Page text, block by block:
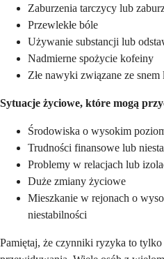
Zaburzenia tarczycy lub
Przewlekłe bóle
Używanie substancji lub
Nadmierne spożycie kofeiny
Złe nawyki związane ze snem
Sytuacje życiowe, które mogą
Środowiska o wysokim
Trudności finansowe lub
Problemy w relacjach lub
Duże zmiany życiowe
Mieszkanie w rejonach o
niestabilności
Pamiętaj, że czynniki ryzyka to